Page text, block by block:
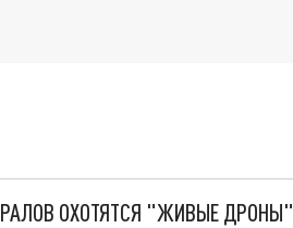
ОХОТЯТСЯ "ЖИВЫЕ ДРОНЫ"